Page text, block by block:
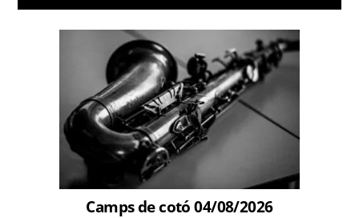
Camps de cotó 04/08/2026